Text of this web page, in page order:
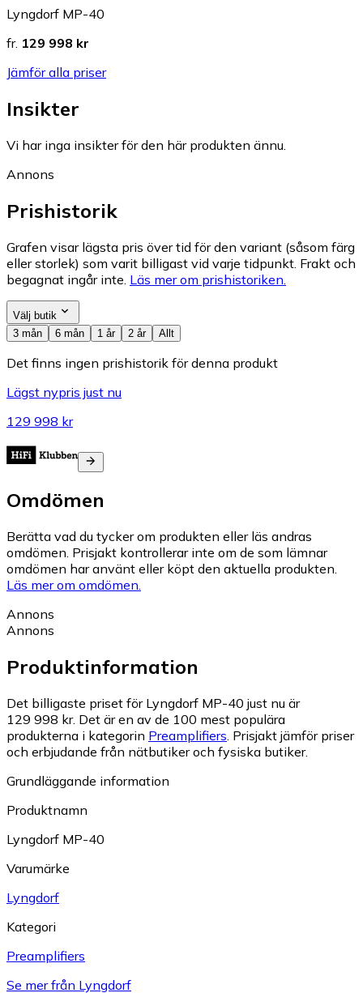
Lyngdorf MP-40
fr. 129 998 kr
Jämför alla priser
Insikter
Vi har inga insikter för den här produkten ännu.
Annons
Prishistorik
Grafen visar lägsta pris över tid för den variant (såsom färg
eller storlek) som varit billigast vid varje tidpunkt. Frakt och
begagnat ingår inte. Läs mer om prishistoriken.
Välj butik
3 mån
6 mån 1 år 2 år Allt
Det finns ingen prishistorik för denna produkt
Lägst nypris just nu
129 998 kr
Omdömen
Berätta vad du tycker om produkten eller läs andras
omdömen. Prisjakt kontrollerar inte om de som lämnar
omdömen har använt eller köpt den aktuella produkten.
Läs mer om omdömen.
Annons
Annons
Produktinformation
Det billigaste priset för Lyngdorf MP-40 just nu är
129 998 kr. Det är en av de 100 mest populära
produkterna i kategorin Preamplifiers. Prisjakt jämför priser
och erbjudande från nätbutiker och fysiska butiker.
Grundläggande information
Produktnamn
Lyngdorf MP-40
Varumärke
Lyngdorf
Kategori
Preamplifiers
Se mer från Lyngdorf